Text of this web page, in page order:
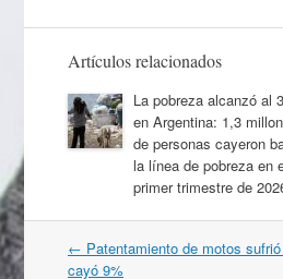
Artículos relacionados
La pobreza alcanzó al
en Argentina: 1,3
de personas cayeron
la línea de pobreza en
primer trimestre de
Navegación
por
← Patentamiento de motos
cayó 9%